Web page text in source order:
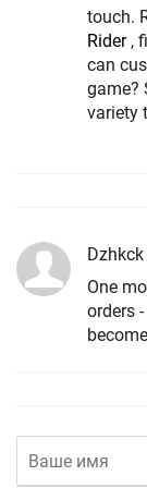
touch.
Rider,
can
game?
variety
Dzhkck
One
orders - https://calcitriolc.com , Where doubters